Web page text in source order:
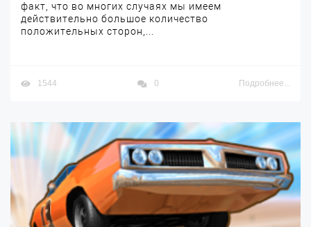
факт, что во многих случаях мы имеем
действительно большое количество
положительных сторон,...
1544 0 Подробнее...